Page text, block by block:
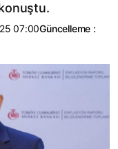
07:00Güncelleme :